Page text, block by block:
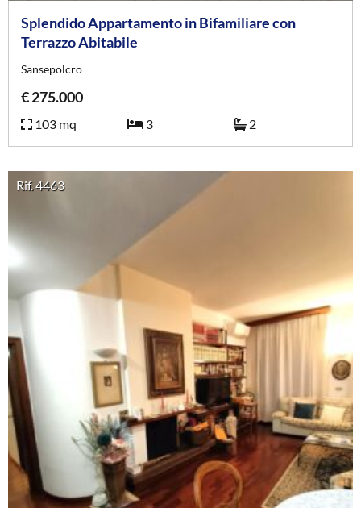
Splendido Appartamento in Bifamiliare con
Terrazzo Abitabile
Sansepolcro
€ 275.000
103 mq 3 2
Rif. 4463